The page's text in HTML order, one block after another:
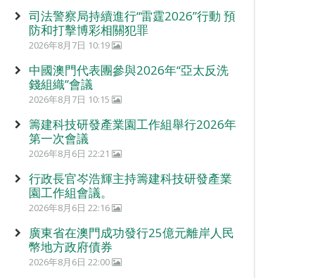
司法警察局持續進行“雷霆2026”行動 預
防和打擊博彩相關犯罪
2026年8月7日 10:19
中國澳門代表團參與2026年“亞太反洗
錢組織”會議
2026年8月7日 10:15
籌建科技研發產業園工作組舉行2026年
第一次會議
2026年8月6日 22:21
行政長官岑浩輝主持籌建科技研發產業
園工作組會議。
2026年8月6日 22:16
廣東省在澳門成功發行25億元離岸人民
幣地方政府債券
2026年8月6日 22:00